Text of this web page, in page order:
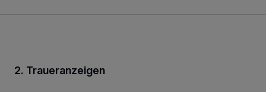
2. Traueranzeigen